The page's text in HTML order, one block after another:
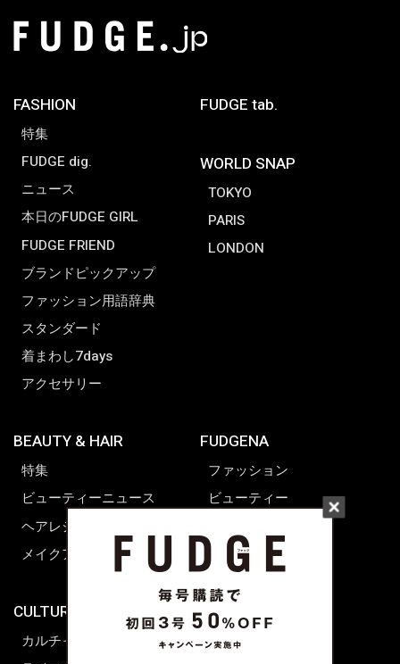
FASHION
特集
FUDGE dig.
ニュース
本日のFUDGE GIRL
FUDGE FRIEND
ブランドピックアップ
ファッション用語辞典
スタンダード
着まわし7days
アクセサリー
FUDGE tab.
WORLD SNAP
TOKYO
PARIS
LONDON
BEAUTY & HAIR
特集
ビューティーニュース
ヘアレシピ ストーリーズ
メイクアップティップス
CULTURE & LIFE
カルチャー
FUDGENA
ファッション
ビューティー
ライフスタイル